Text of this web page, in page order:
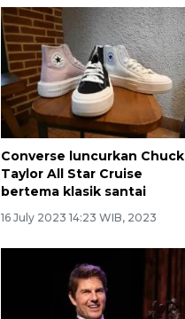
Converse luncurkan Chuck
Taylor All Star Cruise
bertema klasik santai
16 July 2023 14:23 WIB, 2023